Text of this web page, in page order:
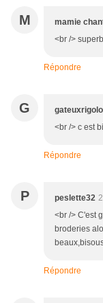
M mamie
<br />
Répondre
G gateuxrigolo
<br /> c est
Répondre
P peslette32
<br /> C'est
broderies
Répondre